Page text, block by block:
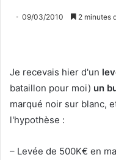
09/03/2010 2 minutes
Je recevais hier d'un
bataillon pour moi) un
marqué noir sur blanc,
l'hypothèse :
– Levée de 500K€ en